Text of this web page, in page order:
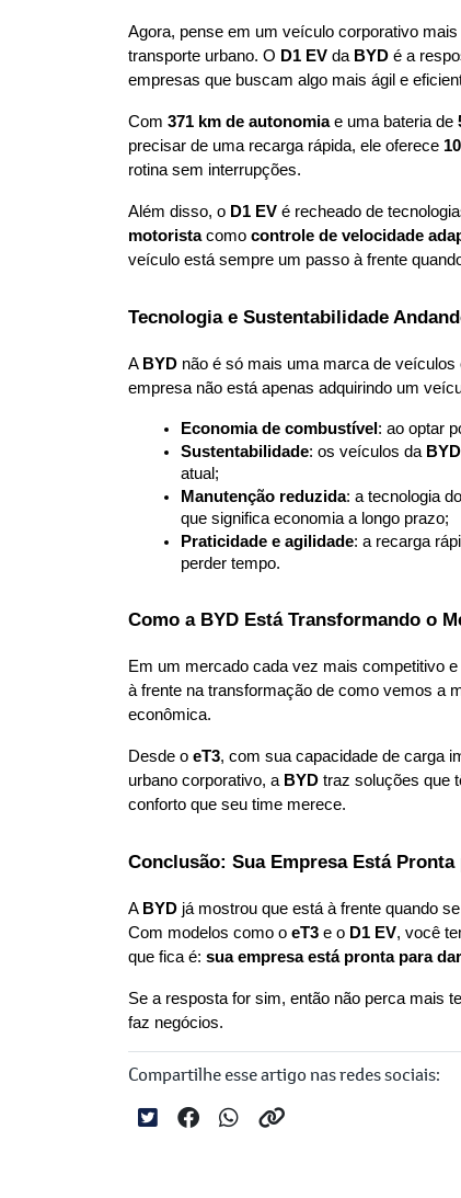
Agora, pense em um veículo corporativo
transporte urbano. O D1 EV da BYD é a
empresas que buscam algo mais ágil e
Com 371 km de autonomia e uma bateria de
precisar de uma recarga rápida, ele oferece
rotina sem interrupções.
Além disso, o D1 EV é recheado de
motorista como controle de velocidade
veículo está sempre um passo à frente
Tecnologia e Sustentabilidade
A BYD não é só mais uma marca de
empresa não está apenas adquirindo um
Economia de combustível : ao optar
Sustentabilidade: os veículos da BYD
atual;
Manutenção reduzida: a tecnologia
que significa economia a longo prazo;
Praticidade e agilidade: a recarga
perder tempo.
Como a BYD Está Transformando o
Em um mercado cada vez mais competitivo
à frente na transformação de como vemos a
econômica.
Desde o eT3, com sua capacidade de carga
urbano corporativo, a BYD traz soluções que
conforto que seu time merece.
Conclusão: Sua Empresa Está
A BYD já mostrou que está à frente quando
Com modelos como o eT3 e o D1 EV, você
que fica é: sua empresa está pronta para
Se a resposta for sim, então não perca mais
faz negócios.
Compartilhe esse artigo nas redes sociais: